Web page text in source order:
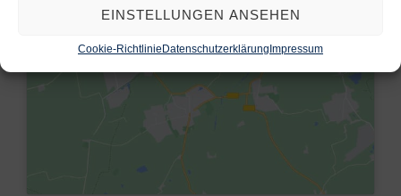
EINSTELLUNGEN ANSEHEN
Cookie-RichtlinieDatenschutzerklärungImpressum